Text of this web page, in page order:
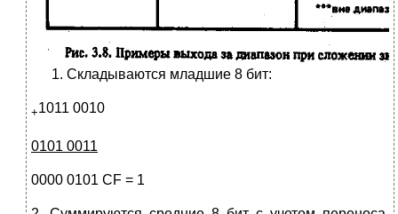
Складываются младшие 8 бит:
+1011 0010
0101 0011
0000 0101 CF = 1